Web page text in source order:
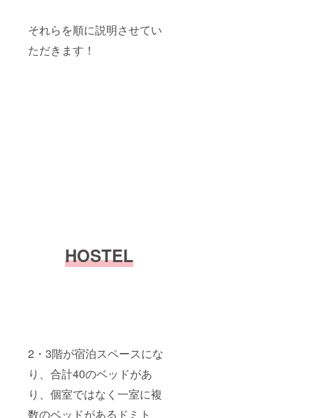
それらを順に説明させてい
ただきます！
HOSTEL
2・3階が宿泊スペースにな
り、合計40のベッドがあ
り、個室ではなく一室に複
数のベッドがあるドミト